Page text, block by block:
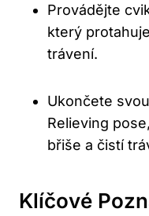
Provádějte
který
trávení.
Ukončete
Relieving⁢
břiše a čistí
Klíčové